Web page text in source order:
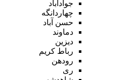
جوادآباد
چهاردانگه
حسن آباد
دماوند
دیزین
رباط کریم
رودهن
ری